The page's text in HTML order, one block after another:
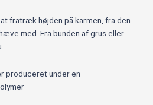
fratræk højden på karmen, fra den
med. Fra bunden af grus eller
produceret under en